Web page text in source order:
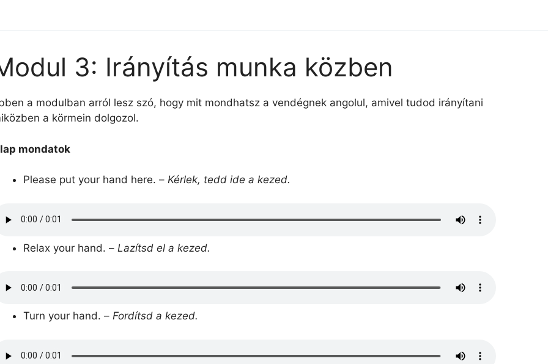
3: Irányítás munka közben
a modulban arról lesz szó, hogy mit mondhatsz a vendégnek angolul, amivel tudod irányítani
a körmein dolgozol.
mondatok
Please put your hand here. – Kérlek, tedd ide a kezed.
Relax your hand. – Lazítsd el a kezed.
Turn your hand. – Fordítsd a kezed.